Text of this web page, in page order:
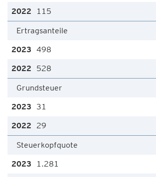
115
Ertragsanteile
498
528
Grundsteuer
31
29
Steuerkopfquote
1.281